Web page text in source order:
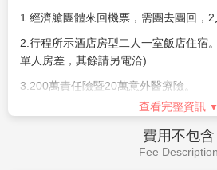
【作業規定+注意事項】
以個人旅遊
站華語導遊於當地機場接機並提供全程
海關、辦理入境等相關作業均需由旅客
1.經濟艙團體來回機票，需團去團回， 2
2.行程所示酒店房型二人一室飯店住宿。
單人房差，其餘請另電洽)
3.200萬責任險暨20萬意外醫療險。
兩地機場稅、燃油附加費和代辦手續費
贈送網卡每人一張(限佔床者)--每天
6.峇里島政府將於2024/2/14起向每位
查看完整資訊
費用不包含
Fee Description